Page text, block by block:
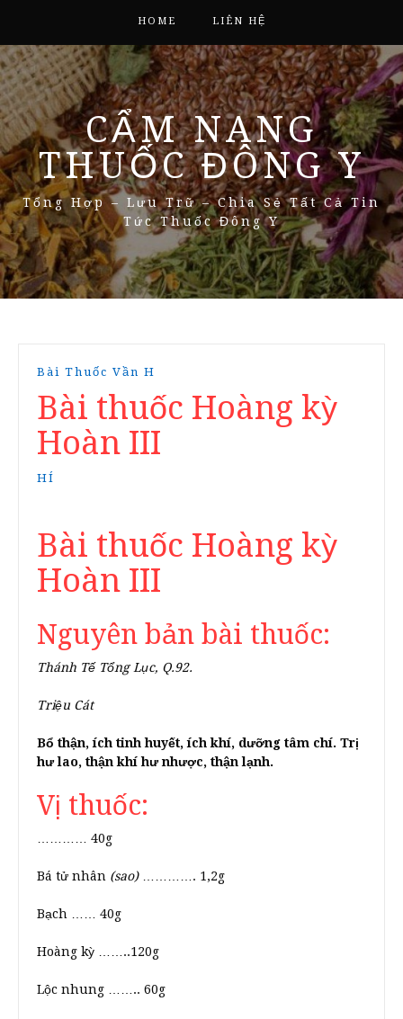
HOME LIÊN HỆ
CẨM NANG
THUỐC ĐÔNG Y
Tổng Hợp – Lưu Trữ – Chia Sẻ Tất Cả Tin
Tức Thuốc Đông Y
Bài Thuốc Vần H
Bài thuốc Hoàng kỳ
Hoàn III
HÍ
Bài thuốc Hoàng kỳ
Hoàn III
Nguyên bản bài thuốc:
Thánh Tế Tổng Lục, Q.92.
Triệu Cát
Bổ thận, ích tinh huyết, ích khí, dưỡng tâm chí. Trị
hư lao, thận khí hư nhược, thận lạnh.
Vị thuốc:
………… 40g
Bá tử nhân (sao)…………. 1,2g
Bạch …… 40g
Hoàng kỳ ……..120g
Lộc nhung …….. 60g